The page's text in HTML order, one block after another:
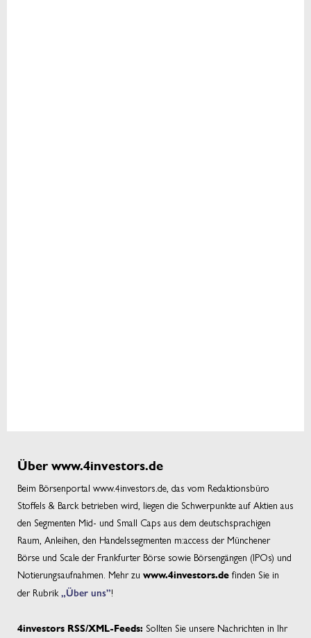
Über www.4investors.de
Beim Börsenportal www.4investors.de, das vom Redaktionsbüro
Stoffels & Barck betrieben wird, liegen die Schwerpunkte auf Aktien aus
den Segmenten Mid- und Small Caps aus dem deutschsprachigen
Raum, Anleihen, den Handelssegmenten m:access der Münchener
Börse und Scale der Frankfurter Börse sowie Börsengängen (IPOs) und
Notierungsaufnahmen. Mehr zu www.4investors.de finden Sie in
der Rubrik„Über uns”!
4investors RSS/XML-Feeds: Sollten Sie unsere Nachrichten in Ihr